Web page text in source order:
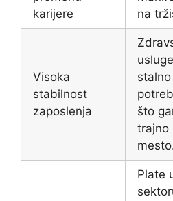
karijere
na
Visoka
stabilnost
zaposlenja
stalno
što
trajno
Plate